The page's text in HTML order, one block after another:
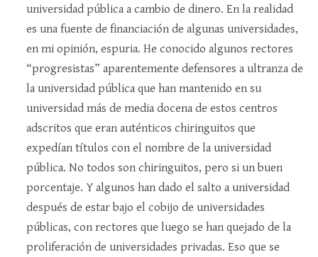
universidad pública a cambio de dinero. En la realidad
es una fuente de financiación de algunas universidades,
en mi opinión, espuria. He conocido algunos rectores
“progresistas” aparentemente defensores a ultranza de
la universidad pública que han mantenido en su
universidad más de media docena de estos centros
adscritos que eran auténticos chiringuitos que
expedían títulos con el nombre de la universidad
pública. No todos son chiringuitos, pero si un buen
porcentaje. Y algunos han dado el salto a universidad
después de estar bajo el cobijo de universidades
públicas, con rectores que luego se han quejado de la
proliferación de universidades privadas. Eso que se